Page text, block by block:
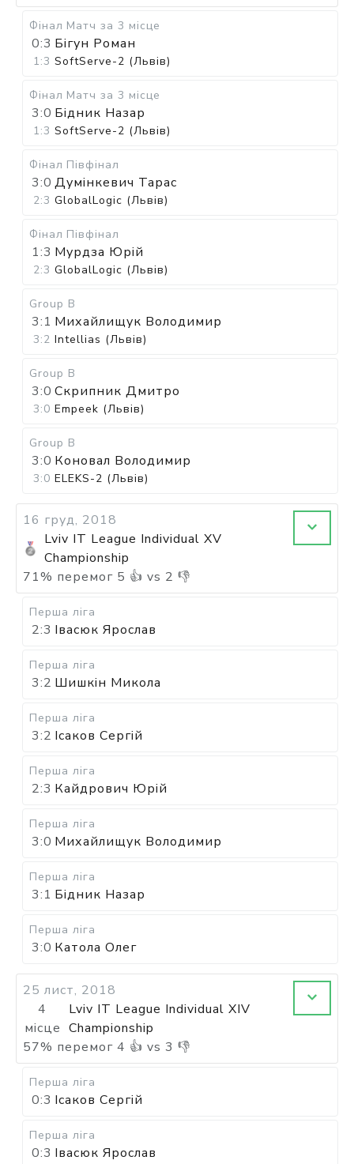
Фінал Матч за 3 місце
0:3 Бігун Роман
1:3 SoftServe-2 (Львів)
Фінал Матч за 3 місце
3:0 Бідник Назар
1:3 SoftServe-2 (Львів)
Фінал Півфінал
3:0 Думінкевич Тарас
2:3 GlobalLogic (Львів)
Фінал Півфінал
1:3 Мурдза Юрій
2:3 GlobalLogic (Львів)
Group B
3:1 Михайлищук Володимир
3:2 Intellias (Львів)
Group B
3:0 Скрипник Дмитро
3:0 Empeek (Львів)
Group B
3:0 Коновал Володимир
3:0 ELEKS-2 (Львів)
16 груд, 2018
Lviv IT League Individual XV
Championship
71% перемог 5 👍 vs 2 👎
Перша ліга
2:3 Івасюк Ярослав
Перша ліга
3:2 Шишкін Микола
Перша ліга
3:2 Ісаков Сергій
Перша ліга
2:3 Кайдрович Юрій
Перша ліга
3:0 Михайлищук Володимир
Перша ліга
3:1 Бідник Назар
Перша ліга
3:0 Катола Олег
25 лист, 2018
4
місце
Lviv IT League Individual XIV
Championship
57% перемог 4 👍 vs 3 👎
Перша ліга
0:3 Ісаков Сергій
Перша ліга
0:3 Івасюк Ярослав